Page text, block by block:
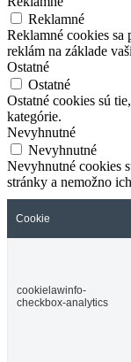
Reklamné
Reklamné cookies sa
reklám na základe
Ostatné
Ostatné
Ostatné cookies sú
kategórie.
Nevyhnutné
Nevyhnutné
Nevyhnutné cookies
stránky a nemožno
Cookie
cookielawinfo-
checkbox-analytics